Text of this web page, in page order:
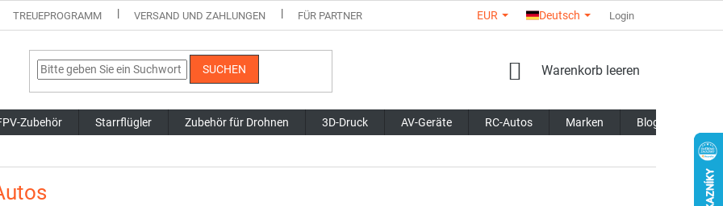
TREUEPROGRAMM VERSAND UND ZAHLUNGEN FÜR PARTNER KONTAKTE GESCHÄFTSBEWERTUNG
EUR Deutsch Login
SUCHEN WARENKORB
Warenkorb leeren
Zubehör Starrflügler Zubehör für Drohnen 3D-Druck AV-Geräte RC-Autos Marken Blog